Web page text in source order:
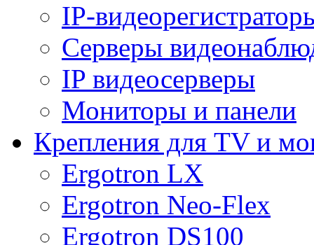
IP-
Серверы
IP видеосерверы
Мониторы и панели
Крепления для TV и
Ergotron LX
Ergotron Neo-Flex
Ergotron DS100